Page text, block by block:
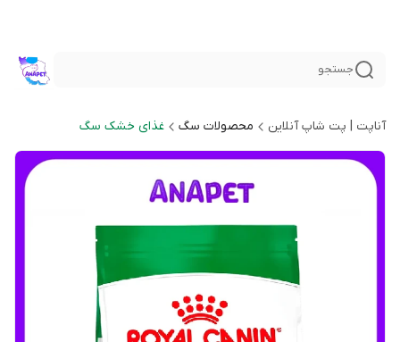
جستجو
آناپت | پت شاپ آنلاین محصولات سگ غذای خشک سگ